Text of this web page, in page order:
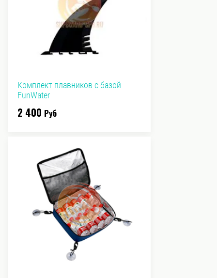
Комплект плавников с базой
FunWater
2 400 Руб